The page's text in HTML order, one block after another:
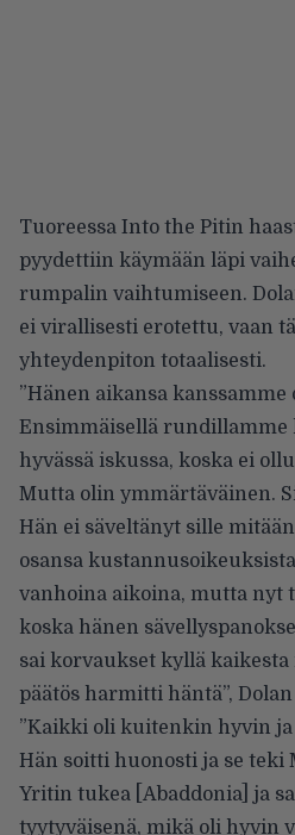
Tuoreessa Into the Pitin
pyydettiin käymään läpi
rumpalin vaihtumiseen.
ei virallisesti erotettu, vaan
yhteydenpiton totaalisesti.
”Hänen aikansa
Ensimmäisellä rundillamme
hyvässä iskussa, koska ei
Mutta olin ymmärtäväinen.
Hän ei säveltänyt sille
osansa
vanhoina aikoina, mutta nyt
koska hänen
sai korvaukset kyllä
päätös harmitti häntä”,
”Kaikki oli kuitenkin hyvin
Hän soitti huonosti ja se teki
Yritin tukea [Abaddonia] ja
tyytyväisenä, mikä oli hyvin